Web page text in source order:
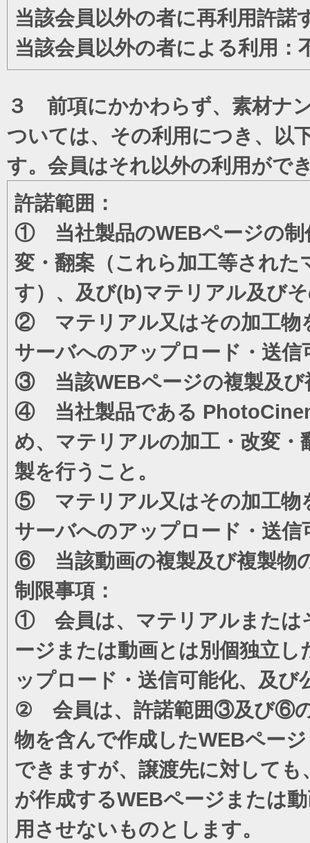
当該会員以外の者に再利用許諾
当該会員以外の者による利用：
３ 前項にかかわらず、素材ナ
ついては、その利用につき、以
す。会員はそれ以外の利用がで
許諾範囲：
① 当社製品のWEBページの制
変・翻案（これら加工等され
す）、及び(b)マテリアル及び
② マテリアル又はその加工物
サーバへのアップロード・送信
③ 当該WEBページの複製及び
④ 当社製品である
め、マテリアルの加工・改変
製を行うこと。
⑤ マテリアル又はその加工物
サーバへのアップロード・送信
⑥ 当該動画の複製及び複製物
制限事項：
① 会員は、マテリアルまたは
ージまたは動画とは別個独立
ップロード・送信可能化、及
② 会員は、許諾範囲③及び⑥の
物を含んで作成したWEBペー
できますが、譲渡先に対して
が作成するWEBページまたは
用させないものとします。